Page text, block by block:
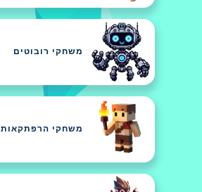
משחקי רובוטים
משחקי הרפתקאות